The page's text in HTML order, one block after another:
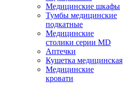
Медицинские шкафы
Тумбы медицинские
подкатные
Медицинские
столики серии MD
Аптечки
Кушетка медицинская
Медицинские
кровати